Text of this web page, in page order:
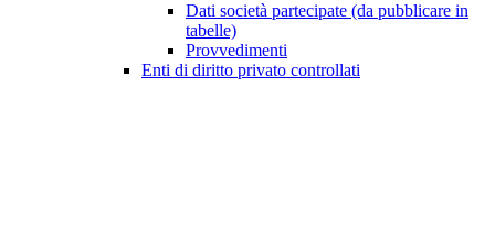
Dati società partecipate (da pubblicare in
tabelle)
Provvedimenti
Enti di diritto privato controllati